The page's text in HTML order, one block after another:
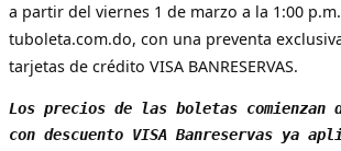
a partir del viernes 1 de marzo a la 1:00
tuboleta.com.do, con una preventa
tarjetas de crédito VISA BANRESERVAS.
Los precios de las boletas comienzan
con descuento VISA Banreservas ya